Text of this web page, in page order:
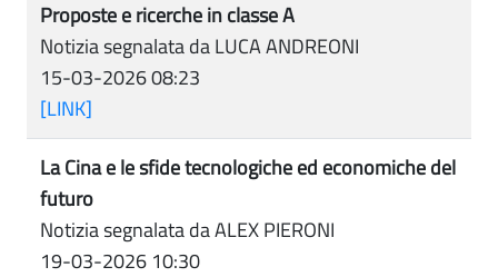
Proposte e ricerche in classe A
Notizia segnalata da LUCA ANDREONI
15-03-2026 08:23
[LINK]
La Cina e le sfide tecnologiche ed economiche del
futuro
Notizia segnalata da ALEX PIERONI
19-03-2026 10:30